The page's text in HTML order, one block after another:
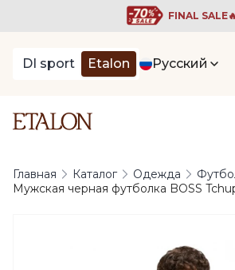
FINAL
DI sport Etalon Русский
Главная Каталог Одежда
Мужская черная футболка BOSS